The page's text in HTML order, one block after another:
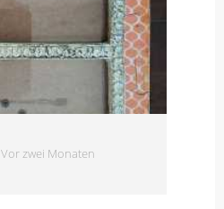
Vor zwei Monaten